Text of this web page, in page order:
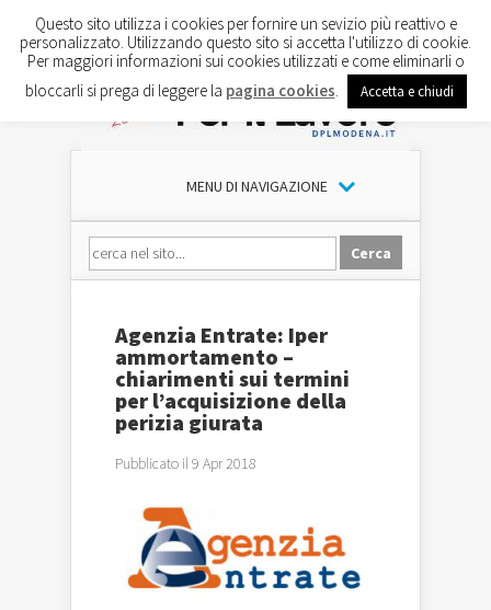
MENU DI NAVIGAZIONE
Agenzia Entrate: Iper
ammortamento –
chiarimenti sui termini
per l’acquisizione della
perizia giurata
Pubblicato il 9 Apr 2018
Questo sito utilizza i cookies per fornire un sevizio più reattivo e
personalizzato. Utilizzando questo sito si accetta l'utilizzo di cookie.
Per maggiori informazioni sui cookies utilizzati e come eliminarli o
bloccarli si prega di leggere la pagina cookies Accetta e chiudi